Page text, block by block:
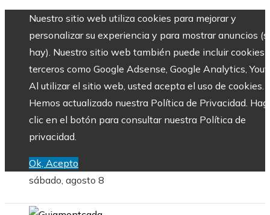
Nuestro sitio web utiliza cookies para mejorar y
personalizar su experiencia y para mostrar anuncios
hay). Nuestro sitio web también puede incluir cookies
terceros como Google Adsense, Google Analytics,
Al utilizar el sitio web, usted acepta el uso de cookies.
Hemos actualizado nuestra Política de Privacidad.
clic en el botón para consultar nuestra Política de
privacidad.
Ok, Acepto
sábado, agosto 8